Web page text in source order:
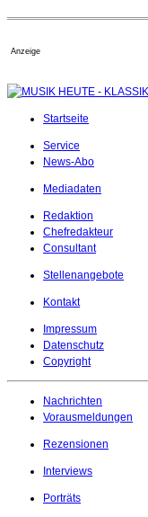
Anzeige
Startseite
Service
News-Abo
Mediadaten
Redaktion
Chefredakteur
Consultant
Stellenangebote
Kontakt
Impressum
Datenschutz
Copyright
Nachrichten
Vorausmeldungen
Rezensionen
Interviews
Porträts